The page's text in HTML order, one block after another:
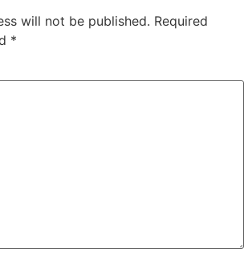
will not be published. Required
*